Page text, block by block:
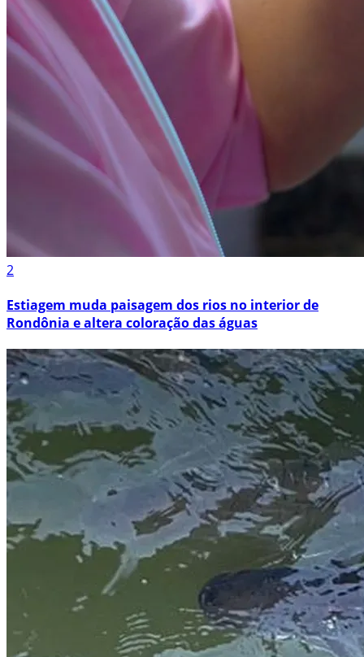
2
Estiagem muda paisagem dos rios no interior de
Rondônia e altera coloração das águas